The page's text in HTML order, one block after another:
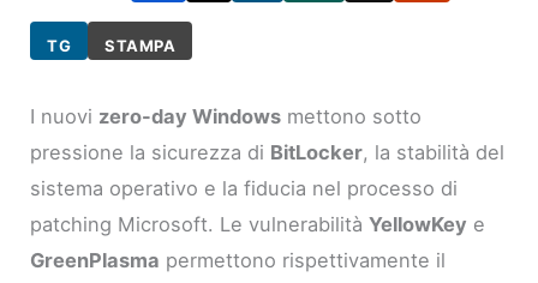
TG STAMPA
I nuovi zero-day Windows mettono sotto
pressione la sicurezza di BitLocker, la stabilità del
sistema operativo e la fiducia nel processo di
patching Microsoft. Le vulnerabilitàYellowKey e
GreenPlasma permettono rispettivamente il